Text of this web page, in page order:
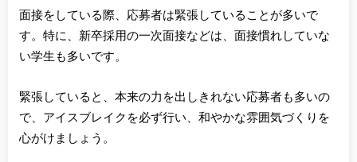
面接をしている際、応募者は緊張していることが多いで
す。特に、新卒採用の一次面接などは、面接慣れしていな
い学生も多いです。
緊張していると、本来の力を出しきれない応募者も多いの
で、アイスブレイクを必ず行い、和やかな雰囲気づくりを
心がけましょう。